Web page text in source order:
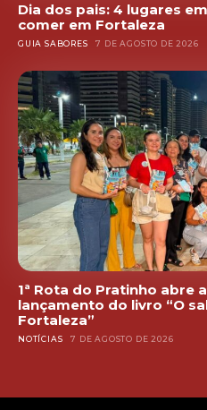
Dia dos pais: 4 lugares
comer em Fortaleza
GUIA SABORES 7 DE AGOSTO DE 2026
1ª Rota do Pratinho abre
lançamento do livro “O
Fortaleza”
NOTÍCIAS 7 DE AGOSTO DE 2026